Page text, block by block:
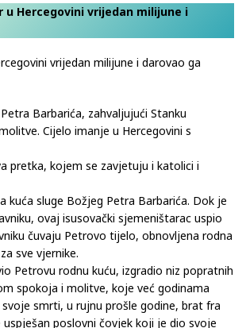
Hercegovini vrijedan milijune i
vrijedan milijune i darovao ga
Barbarića, zahvaljujući Stanku
Cijelo imanje u Hercegovini s
pretka, kojem se zavjetuju i katolici i
kuća sluge Božjeg Petra Barbarića. Dok je
ovaj isusovački sjemeništarac uspio
čuvaju Petrovo tijelo, obnovljena rodna
sve vjernike.
Petrovu rodnu kuću, izgradio niz popratnih
spokoja i molitve, koje već godinama
smrti, u rujnu prošle godine, brat fra
poslovni čovjek koji je dio svoje